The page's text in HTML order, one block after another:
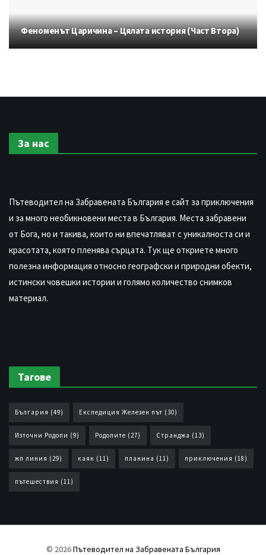
Феноменът Царичина – Цялата история (Част Втора)
За нас
Пътеводител на Забравената България е сайт за приключения
и за много необикновени места в България. Места забравени
от Бога, но и такива, които ни впечатляват с уникалноста си и
красотата, която пленява сърцата. Тук ще откриете много
полезна информация относно географски и природни обекти,
истински човешки истории и голямо количество снимков
материал.
Тагове
България (49) Експедиция Железен път (30)
Източни Родопи (9) Родопите (27) Странджа (13)
жп линия (29) каяк (11) планина (11) приключения (18)
пътешествия (11)
© 2026Пътеводител на Забравената България